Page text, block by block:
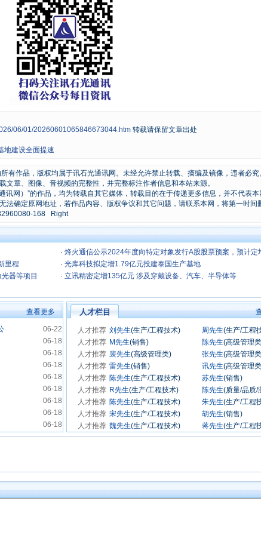
06/01/20260601065846673044.htm 转载请保留文章出处
地建设全面提速
有作品，版权均属于讯石光通讯网。未经允许禁止转载、摘编及镜像，违者必究
章、图像、音视频的完整性，并完整标注作者信息和本站来源。
讯网）”的作品，均为转载自其它媒体，转载目的在于传递更多信息，并不代表本
确定原网地址，若作品内容、版权争议和其它问题，请联系本网，将第一时间
168 Right
· 烽火通信公示2024年度向特定对象发行A股股票预案，预计定
资15亿元
里程 · 光库科技拟定增1.79亿元投建泰国生产基地
器等项目 · 立讯精密定增135亿元 涉及穿戴设备、汽车、半导体等